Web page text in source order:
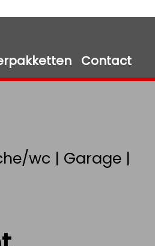
Contact
wc | Garage |